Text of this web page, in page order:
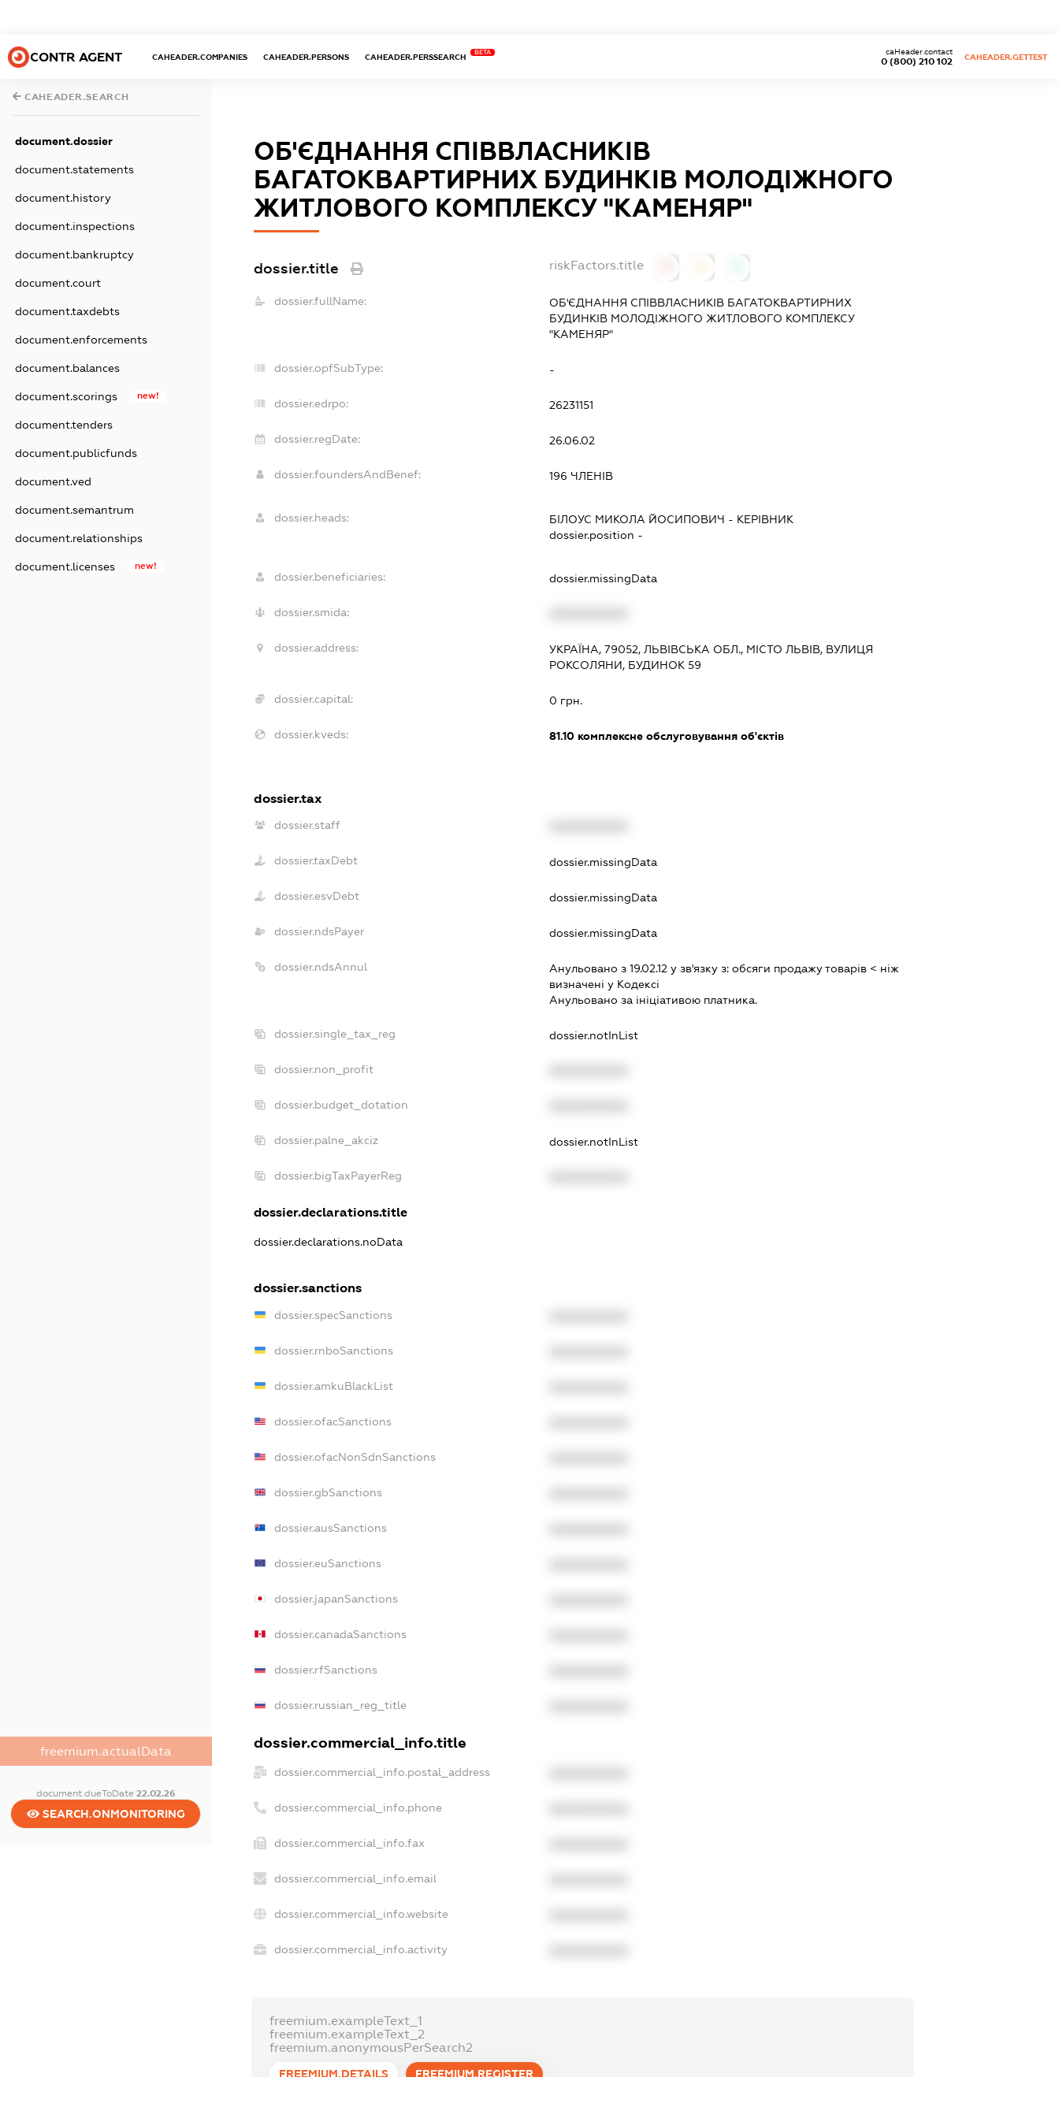
CONTR AGENT CAHEADER.COMPANIES CAHEADER.PERSONS CAHEADER.PERSSEARCH
BETA
0 (800) 210 102
caHeader.contact
CAHEADER.GETTEST
CAHEADER.SEARCH
document.dossier
document.statements
document.history
document.inspections
document.bankruptcy
document.court
document.taxdebts
document.enforcements
document.balances
document.scorings new!
document.tenders
document.publicfunds
document.ved
document.semantrum
document.relationships
document.licenses new!
freemium.actualData
document.dueToDate 22.02.26
SEARCH.ONMONITORING
ОБ'ЄДНАННЯ СПІВВЛАСНИКІВ
БАГАТОКВАРТИРНИХ БУДИНКІВ МОЛОДІЖНОГО
ЖИТЛОВОГО КОМПЛЕКСУ "КАМЕНЯР"
dossier.title riskFactors.title
dossier.fullName:
ОБ'ЄДНАННЯ СПІВВЛАСНИКІВ БАГАТОКВАРТИРНИХ
БУДИНКІВ МОЛОДІЖНОГО ЖИТЛОВОГО КОМПЛЕКСУ
"КАМЕНЯР"
dossier.opfSubType: -
dossier.edrpo: 26231151
dossier.regDate: 26.06.02
dossier.foundersAndBenef: 196 ЧЛЕНІВ
dossier.heads: БІЛОУС МИКОЛА ЙОСИПОВИЧ - КЕРІВНИК
dossier.position -
dossier.beneficiaries: dossier.missingData
dossier.smida:
dossier.address:
УКРАЇНА, 79052, ЛЬВІВСЬКА ОБЛ., МІСТО ЛЬВІВ, ВУЛИЦЯ
РОКСОЛЯНИ, БУДИНОК 59
dossier.capital: 0 грн.
dossier.kveds: 81.10 комплексне обслуговування об'єктів
dossier.tax
dossier.staff
dossier.taxDebt dossier.missingData
dossier.esvDebt dossier.missingData
dossier.ndsPayer dossier.missingData
dossier.ndsAnnul Анульовано з 19.02.12 у зв'язку з:обсяги продажу товарiв < нiж
визначенi у Кодексi
Анульовано за iнiцiативою платника.
dossier.single_tax_reg dossier.notInList
dossier.non_profit
dossier.budget_dotation
dossier.palne_akciz dossier.notInList
dossier.bigTaxPayerReg
dossier.declarations.title
dossier.declarations.noData
dossier.sanctions
dossier.specSanctions
dossier.rnboSanctions
dossier.amkuBlackList
dossier.ofacSanctions
dossier.ofacNonSdnSanctions
dossier.gbSanctions
dossier.ausSanctions
dossier.euSanctions
dossier.japanSanctions
dossier.canadaSanctions
dossier.rfSanctions
dossier.russian_reg_title
dossier.commercial_info.title
dossier.commercial_info.postal_address
dossier.commercial_info.phone
dossier.commercial_info.fax
dossier.commercial_info.email
dossier.commercial_info.website
dossier.commercial_info.activity
freemium.exampleText_1
freemium.exampleText_2
freemium.anonymousPerSearch2
FREEMIUM.DETAILS FREEMIUM.REGISTER